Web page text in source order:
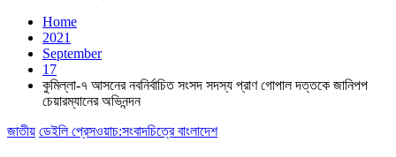
Home
2021
September
17
কুমিল্লা-৭ আসনের নবনির্বাচিত সংসদ সদস্য প্রাণ গোপাল দত্তকে জানিপপ
চেয়ারম্যানের অভিনন্দন
জাতীয় ডেইলি প্রেসওয়াচ:সংবাদচিত্রে বাংলাদেশ